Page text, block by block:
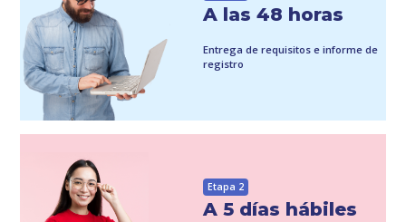
A las 48 horas
Entrega de requisitos e informe de
registro
Etapa 2
A 5 días hábiles